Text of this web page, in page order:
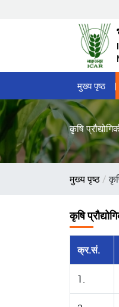
Home
Page
Menu
मुख्य पृष्ठ
कृषि
पग
मुख्य पृष्ठ
कृषि
क्र.सं.
1.